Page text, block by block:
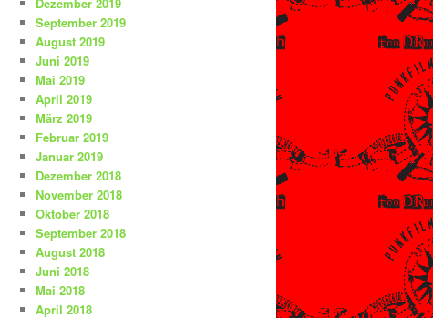
September 2019
August 2019
Juni 2019
Mai 2019
April 2019
März 2019
Februar 2019
Januar 2019
Dezember 2018
November 2018
Oktober 2018
September 2018
August 2018
Juni 2018
Mai 2018
April 2018